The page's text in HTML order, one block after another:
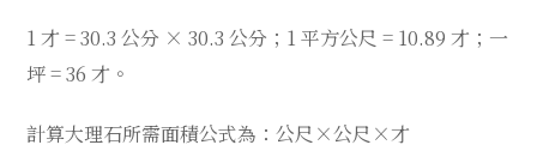
1 才 = 30.3 公分 × 30.3 公分；1 平方公尺 = 10.89 才；一
坪 = 36 才。
計算大理石所需面積公式為：公尺×公尺×才